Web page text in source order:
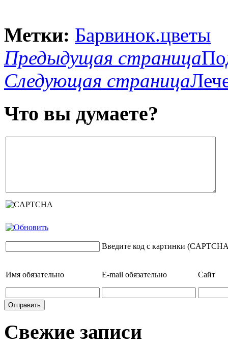
Метки: Барвинок.цветы
Предыдущая страница
Следующая страница
Что вы думаете?
Введите код с картинки
Имя обязательно E-mail обязательно Сайт
Свежие записи